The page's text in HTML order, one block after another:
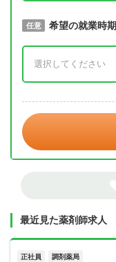
必須 取得予定年
任意 希望の就業時期
最近見た薬剤師求人
正社員 調剤薬局